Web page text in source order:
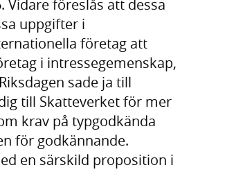
Vidare föreslås att dessa
uppgifter i
företag att
i intressegemenskap,
sade ja till
till Skatteverket för mer
krav på typgodkända
för godkännande.
en särskild proposition i